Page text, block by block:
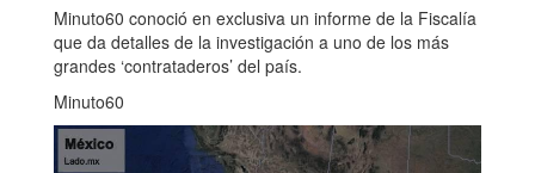
Minuto60 conoció en exclusiva un informe de la Fiscalía
que da detalles de la investigación a uno de los más
grandes ‘contrataderos’ del país.
Minuto60